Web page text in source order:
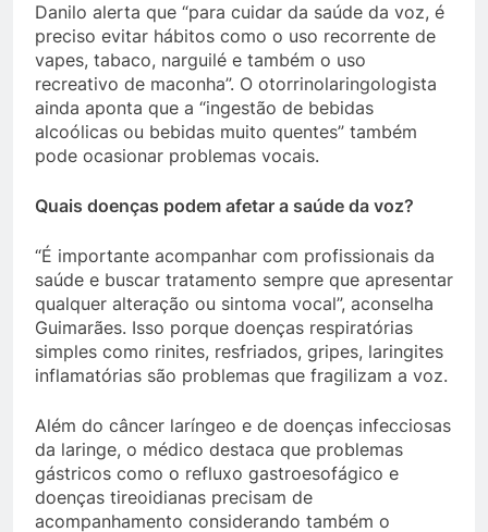
Danilo alerta que “para cuidar da saúde da voz, é
preciso evitar hábitos como o uso recorrente de
vapes, tabaco, narguilé e também o uso
recreativo de maconha”. O otorrinolaringologista
ainda aponta que a “ingestão de bebidas
alcoólicas ou bebidas muito quentes” também
pode ocasionar problemas vocais.
Quais doenças podem afetar a saúde da voz?
“É importante acompanhar com profissionais da
saúde e buscar tratamento sempre que apresentar
qualquer alteração ou sintoma vocal”, aconselha
Guimarães. Isso porque doenças respiratórias
simples como rinites, resfriados, gripes, laringites
inflamatórias são problemas que fragilizam a voz.
Além do câncer laríngeo e de doenças infecciosas
da laringe, o médico destaca que problemas
gástricos como o refluxo gastroesofágico e
doenças tireoidianas precisam de
acompanhamento considerando também o